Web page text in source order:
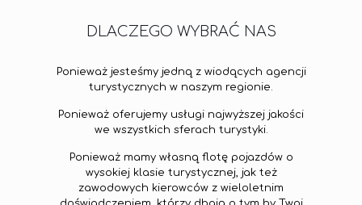
DLACZEGO WYBRAĆ NAS
Ponieważ jesteśmy jedną z wiodących agencji
turystycznych w naszym regionie.
Ponieważ oferujemy usługi najwyższej jakości
we wszystkich sferach turystyki.
Ponieważ mamy własną flotę pojazdów o
wysokiej klasie turystycznej, jak też
zawodowych kierowców z wieloletnim